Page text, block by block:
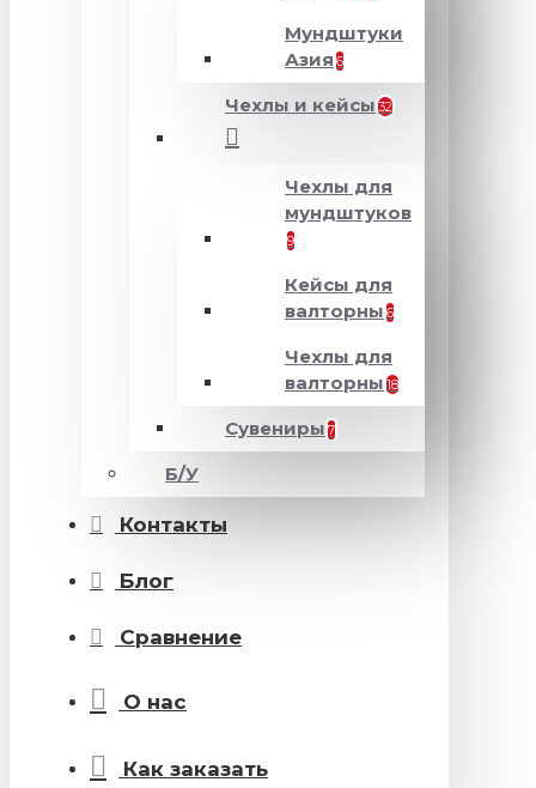
Мундштуки
Азия 6
Чехлы и кейсы 32
Чехлы для
мундштуков
9
Кейсы для
валторны 6
Чехлы для
валторны 18
Сувениры 7
Б/У
Контакты
Блог
Сравнение
О нас
Как заказать